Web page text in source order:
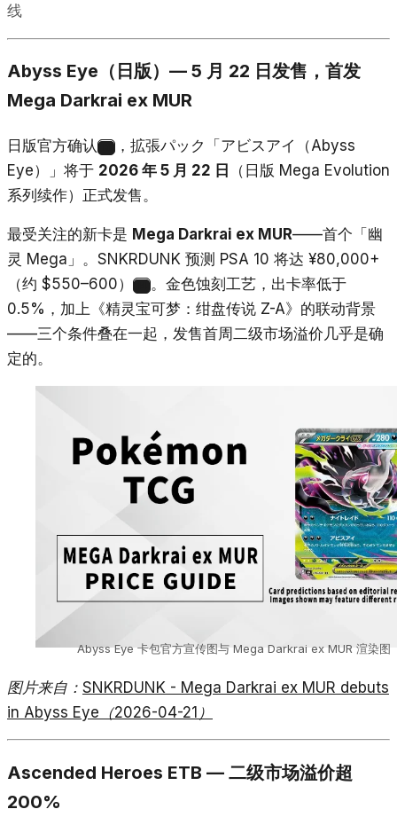
线
Abyss Eye（日版）— 5 月 22 日发售，首发
Mega Darkrai ex MUR
日版官方确认
，拡張パック「アビスアイ（Abyss
Eye）」将于 2026 年 5 月 22 日
（日版 Mega Evolution
系列续作）正式发售。
最受关注的新卡是 Mega Darkrai ex MUR——首个「幽
灵 Mega」。SNKRDUNK 预测 PSA 10 将达 ¥80,000+
（约 $550–600）
。金色蚀刻工艺，出卡率低于
0.5%，加上《精灵宝可梦：绀盘传说 Z-A》的联动背景
——三个条件叠在一起，发售首周二级市场溢价几乎是确
定的。
Abyss Eye 卡包官方宣传图与 Mega Darkrai ex MUR 渲染图
图片来自： SNKRDUNK - Mega Darkrai ex MUR debuts
in Abyss Eye（2026-04-21）
Ascended Heroes ETB — 二级市场溢价超
200%